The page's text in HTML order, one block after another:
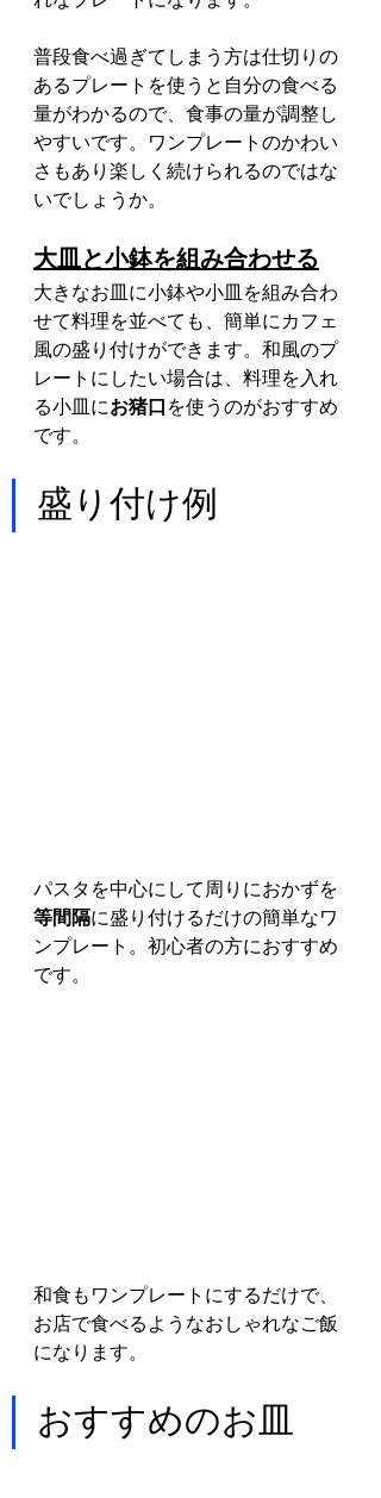
普段食べ過ぎてしまう方は仕切りの
あるプレートを使うと自分の食べる
量がわかるので、食事の量が調整し
やすいです。ワンプレートのかわい
さもあり楽しく続けられるのではな
いでしょうか。
大皿と小鉢を組み合わせる
大きなお皿に小鉢や小皿を組み合わ
せて料理を並べても、簡単にカフェ
風の盛り付けができます。和風のプ
レートにしたい場合は、料理を入れ
る小皿にお猪口 を使うのがおすすめ
です。
盛り付け例
パスタを中心にして周りにおかずを
等間隔に盛り付けるだけの簡単なワ
ンプレート。初心者の方におすすめ
です。
和食もワンプレートにするだけで、
お店で食べるようなおしゃれなご飯
になります。
おすすめのお皿